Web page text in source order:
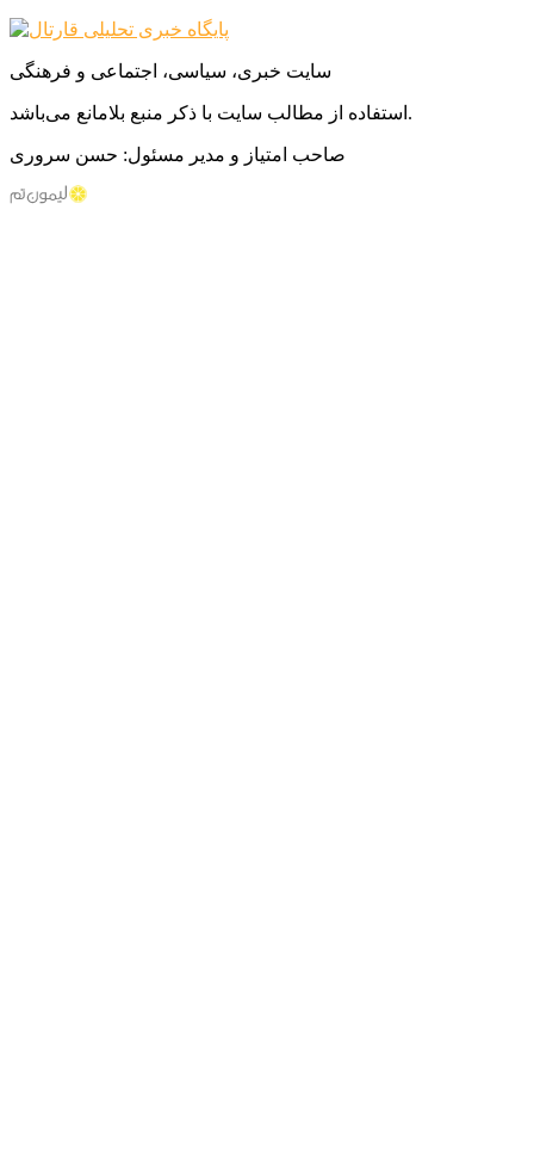
سایت خبری، سیاسی، اجتماعی و فرهنگی
استفاده از مطالب سایت با ذکر منبع بلامانع می‌باشد.
صاحب امتیاز و مدیر مسئول: حسن سروری